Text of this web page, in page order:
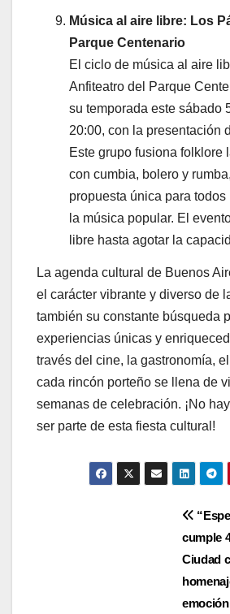
Música al aire libre: Los
Parque Centenario
El ciclo de música al aire
Anfiteatro del Parque
su temporada este sábado
20:00, con la presentación
Este grupo fusiona folklore
con cumbia, bolero y
propuesta única para
la música popular. El
libre hasta agotar la
La agenda cultural de Buenos
el carácter vibrante y diverso de
también su constante búsqueda
experiencias únicas y
través del cine, la gastronomía,
cada rincón porteño se llena de
semanas de celebración. ¡No
ser parte de esta fiesta cultural!
cumple
Ciudad
emoción